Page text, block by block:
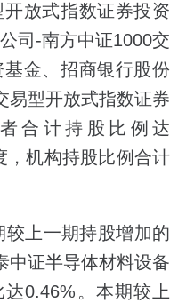
放式指数证券投资
司-南方中证1000交
金、招商银行股份
易型开放式指数证券
合计持股比例达
，机构持股比例合计
上一期持股增加的
中证半导体材料设备
0.46%。本期较上